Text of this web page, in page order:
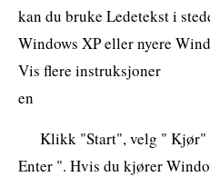
kan du bruke Ledetekst i
Windows XP eller nyere
Vis flere instruksjoner
en
Klikk "Start", velg "
Enter ". Hvis du kjører